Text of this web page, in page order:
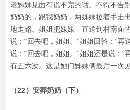
老姊妹见面有说不完的话。不得不告
奶奶的，跟我奶奶，两姊妹拉着手走
地走路。姐姐把妹妹一直送到村南面
说：“回去吧，姐姐。”姐姐回答：“再
说：“回去吧，姐姐。”姐姐还是说：“
有五六次。这是她们姊妹俩最后一次见
（22）安葬奶奶（下）